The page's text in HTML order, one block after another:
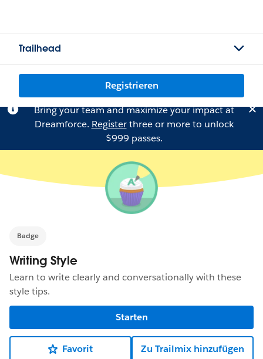
Trailhead
Registrieren
Bring your team and maximize your impact at
Dreamforce. Registerthree or more to unlock
$999 passes.
Badge
Writing Style
Learn to write clearly and conversationally with these
style tips.
Starten
Favorit Zu Trailmix hinzufügen